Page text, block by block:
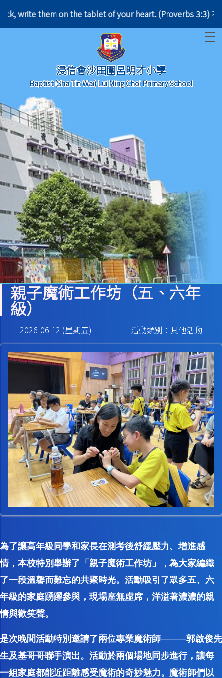
write them on the tablet of your heart. (Proverbs 3:3) 不
浸信會沙田圍呂明才小學
Baptist (Sha Tin Wai) Lui Ming Choi Primary School
親子魔術工作坊（五、六年
級）
2026-06-12 (星期五) 活動類別：其他活動
為了讓高年級同學和家長在測考後舒緩壓力、增進感
情，本校特別舉辦了「親子魔術工作坊」，為大家編織
了一段溫馨而難忘的共聚時光。活動吸引了眾多五、六
年級的家庭踴躍參與，現場座無虛席，洋溢著濃濃的親
情與歡笑聲。
是次晚間活動特別邀請了兩位專業魔術師────郭啟俊先
生及基哥哥聯手演出。活動於兩個場地同步進行，讓每
一組家庭都能近距離感受魔術的奇妙魅力。魔術師們以